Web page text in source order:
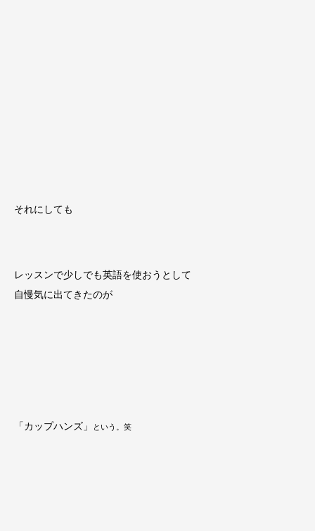
それにしても
レッスンで少しでも英語を使おうとして
自慢気に出てきたのが
「カップハンズ」 という。笑